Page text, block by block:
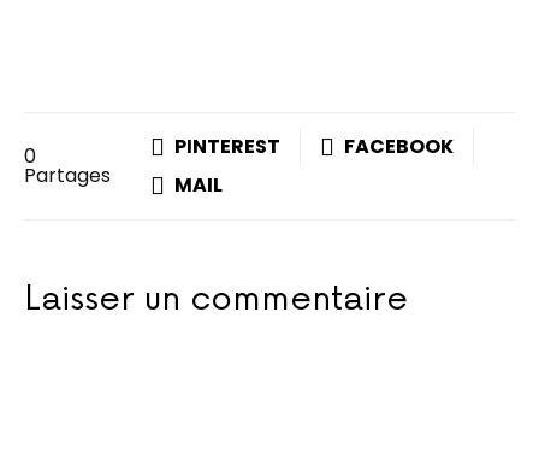
0
Partages
PINTEREST
FACEBOOK
MAIL
Laisser un commentaire